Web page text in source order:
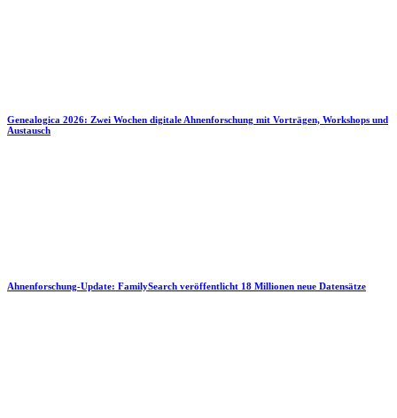
Genealogica 2026: Zwei Wochen digitale Ahnenforschung mit Vorträgen, Workshops und
Austausch
Ahnenforschung-Update: FamilySearch veröffentlicht 18 Millionen neue Datensätze